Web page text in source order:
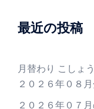
最近の投稿
月替わり こしょ
２０２６年０８
２０２６年０７